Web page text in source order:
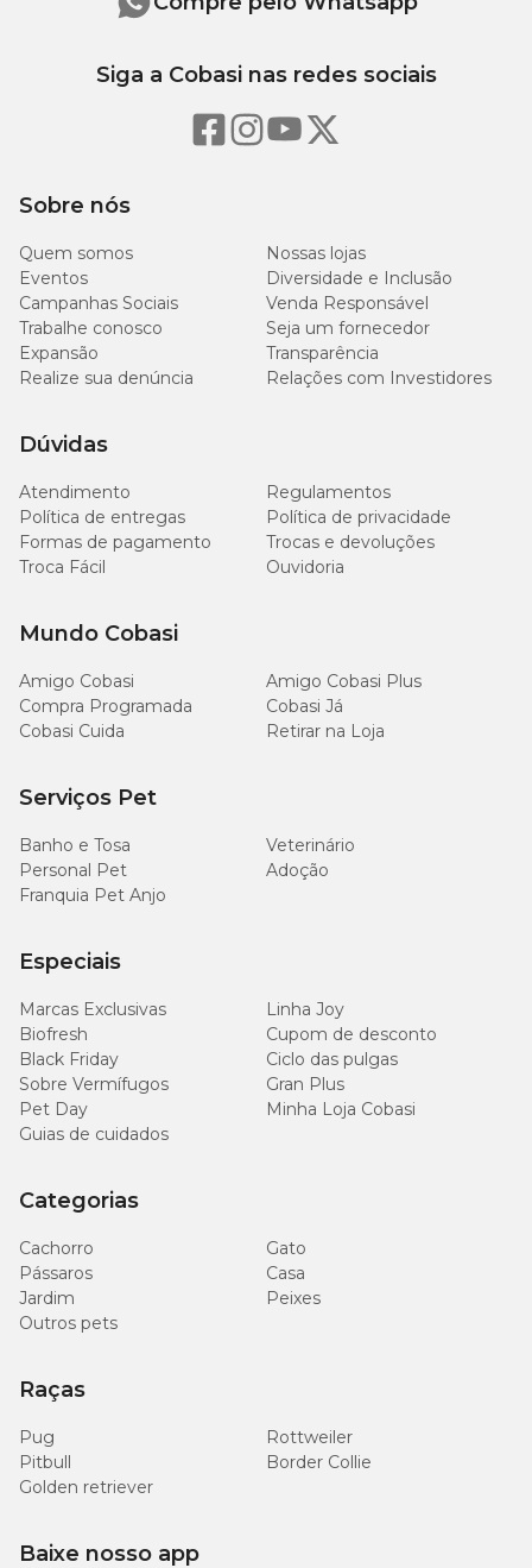
Sobre nós
Quem somos
Nossas lojas
Eventos
Diversidade e Inclusão
Campanhas Sociais
Venda Responsável
Trabalhe conosco
Seja um fornecedor
Expansão
Transparência
Realize sua denúncia
Relações com Investidores
Dúvidas
Atendimento
Regulamentos
Política de entregas
Política de privacidade
Formas de pagamento
Trocas e devoluções
Troca Fácil
Ouvidoria
Mundo Cobasi
Amigo Cobasi
Amigo Cobasi Plus
Compra Programada
Cobasi Já
Cobasi Cuida
Retirar na Loja
Serviços Pet
Banho e Tosa
Veterinário
Personal Pet
Adoção
Franquia Pet Anjo
Especiais
Marcas Exclusivas
Linha Joy
Biofresh
Cupom de desconto
Black Friday
Ciclo das pulgas
Sobre Vermífugos
Gran Plus
Pet Day
Minha Loja Cobasi
Guias de cuidados
Categorias
Cachorro
Gato
Pássaros
Casa
Jardim
Peixes
Outros pets
Raças
Pug
Rottweiler
Pitbull
Border Collie
Golden retriever
Siga a Cobasi nas redes sociais
Baixe nosso app